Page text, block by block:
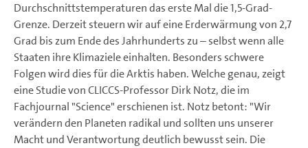
Durchschnittstemperaturen das erste Mal die 1,5-Grad-
Grenze. Derzeit steuern wir auf eine Erderwärmung von 2,7
Grad bis zum Ende des Jahrhunderts zu – selbst wenn alle
Staaten ihre Klimaziele einhalten. Besonders schwere
Folgen wird dies für die Arktis haben. Welche genau, zeigt
eine Studie von CLICCS-Professor Dirk Notz, die im
Fachjournal "Science" erschienen ist. Notz betont: "Wir
verändern den Planeten radikal und sollten uns unserer
Macht und Verantwortung deutlich bewusst sein. Die